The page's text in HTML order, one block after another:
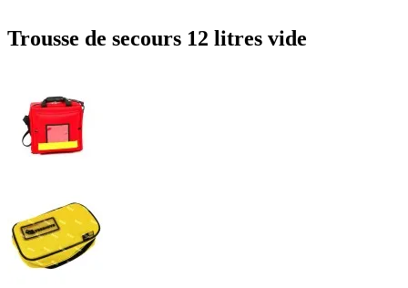
Trousse de secours 12 litres vide